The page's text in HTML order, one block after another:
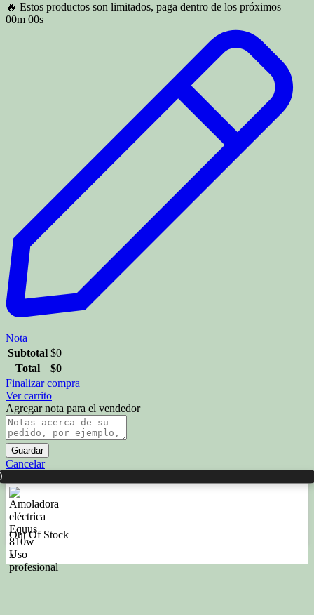
🔥 Estos productos son limitados, paga dentro de los próximos
00m 00s
Nota
Subtotal $0
Total
$0
Finalizar compra
Ver carrito
Agregar nota para el vendedor
Guardar
Cancelar
Out Of Stock
x